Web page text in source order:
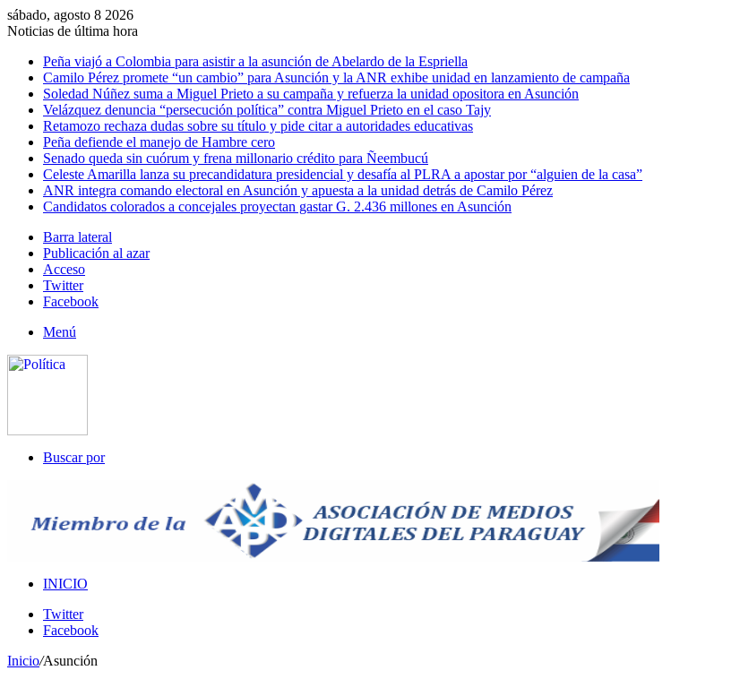
sábado, agosto 8 2026
Noticias de última hora
Peña viajó a Colombia para asistir a la asunción de Abelardo de la Espriella
Camilo Pérez promete “un cambio” para Asunción y la ANR exhibe unidad en lanzamiento de campaña
Soledad Núñez suma a Miguel Prieto a su campaña y refuerza la unidad opositora en Asunción
Velázquez denuncia “persecución política” contra Miguel Prieto en el caso Tajy
Retamozo rechaza dudas sobre su título y pide citar a autoridades educativas
Peña defiende el manejo de Hambre cero
Senado queda sin cuórum y frena millonario crédito para Ñeembucú
Celeste Amarilla lanza su precandidatura presidencial y desafía al PLRA a apostar por “alguien de la casa”
ANR integra comando electoral en Asunción y apuesta a la unidad detrás de Camilo Pérez
Candidatos colorados a concejales proyectan gastar G. 2.436 millones en Asunción
Barra lateral
Publicación al azar
Acceso
Twitter
Facebook
Menú
Buscar por
INICIO
Twitter
Facebook
Inicio/Asunción